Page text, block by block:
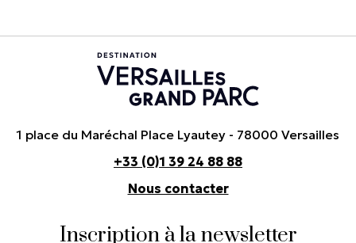
1 place du Maréchal Place Lyautey - 78000 Versailles
+33 (0)1 39 24 88 88
Nous contacter
Inscription à la newsletter